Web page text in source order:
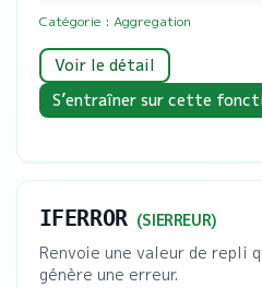
Catégorie : Aggregation
Voir le détail
S’entraîner sur cette
IFERROR (SIERREUR)
Renvoie une valeur de repli
génère une erreur.